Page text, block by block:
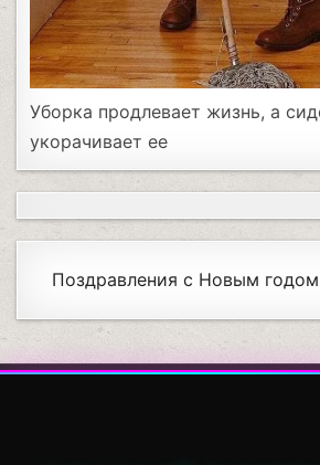
Уборка продлевает жизнь, а
укорачивает ее
Поздравления с Новым